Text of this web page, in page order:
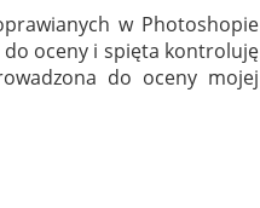
w Photoshopie
do oceny i spięta kontroluję
do oceny mojej